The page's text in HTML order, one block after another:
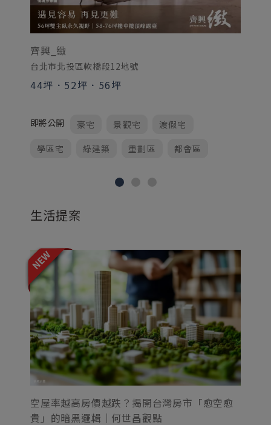
齊興_緻
台北市北投區軟橋段12地號
44坪 ． 52坪 ． 56坪
即將公開 豪宅 景觀宅
渡假宅
學區宅
綠建築 重劃區 都會區
生活提案
空屋率越高房價越跌？揭開台灣房市「愈空愈
貴」的暗黑邏輯｜何世昌觀點